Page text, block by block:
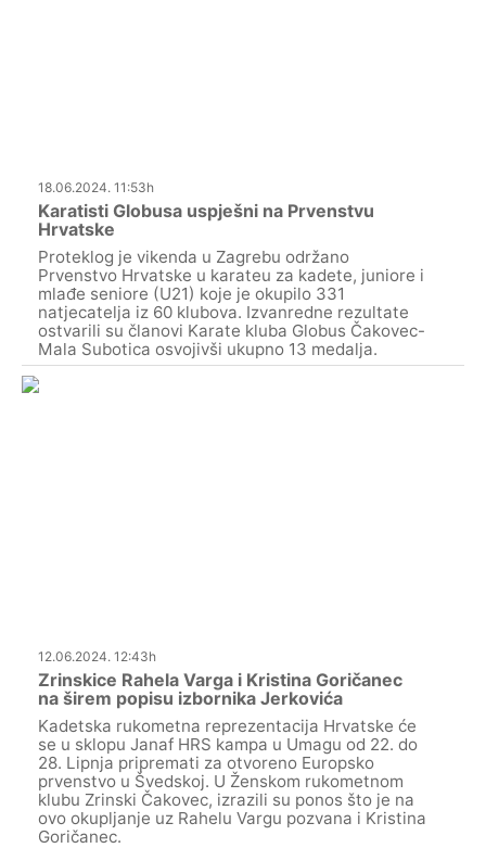
18.06.2024. 11:53h
Karatisti Globusa uspješni na Prvenstvu
Hrvatske
Proteklog je vikenda u Zagrebu održano
Prvenstvo Hrvatske u karateu za kadete, juniore i
mlađe seniore (U21) koje je okupilo 331
natjecatelja iz 60 klubova. Izvanredne rezultate
ostvarili su članovi Karate kluba Globus Čakovec-
Mala Subotica osvojivši ukupno 13 medalja.
12.06.2024. 12:43h
Zrinskice Rahela Varga i Kristina Goričanec
na širem popisu izbornika Jerkovića
Kadetska rukometna reprezentacija Hrvatske će
se u sklopu Janaf HRS kampa u Umagu od 22. do
28. Lipnja pripremati za otvoreno Europsko
prvenstvo u Švedskoj. U Ženskom rukometnom
klubu Zrinski Čakovec, izrazili su ponos što je na
ovo okupljanje uz Rahelu Vargu pozvana i Kristina
Goričanec.